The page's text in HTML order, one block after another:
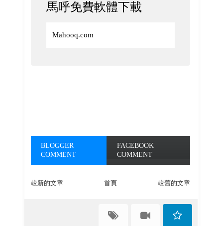
馬呼免費軟體下載
Mahooq.com
BLOGGER
COMMENT
FACEBOOK
COMMENT
較新的文章 較舊的文章
首頁